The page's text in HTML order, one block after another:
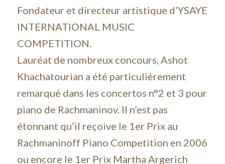
Fondateur et directeur artistique d’YSAYE
INTERNATIONAL MUSIC
COMPETITION.
Lauréat de nombreux concours, Ashot
Khachatourian a été particulièrement
remarqué dans les concertos n°2 et 3 pour
piano de Rachmaninov. Il n’est pas
étonnant qu’il reçoive le 1er Prix au
Rachmaninoff Piano Competition en 2006
ou encore le 1er Prix Martha Argerich